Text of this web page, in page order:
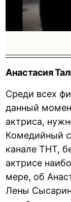
Анастасия
Среди всех
данный
актриса,
Комедийный
канале ТНТ,
актрисе
мере, об
Лены